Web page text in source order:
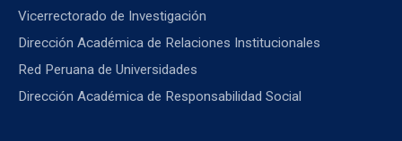
Vicerrectorado de Investigación
Dirección Académica de Relaciones Institucionales
Red Peruana de Universidades
Dirección Académica de Responsabilidad Social